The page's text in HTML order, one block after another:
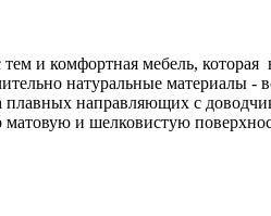
и комфортная мебель,
натуральные
направляющих с
матовую и шелковистую